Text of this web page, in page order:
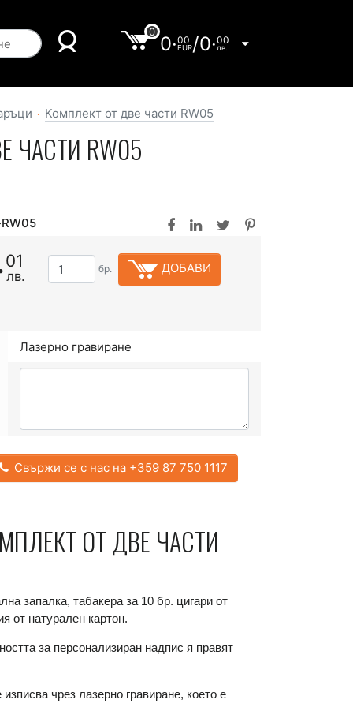
0
0·00
EUR/0·00
лв.
Комплект от две части RW05
ЧАСТИ RW05
01
лв. бр. ДОБАВИ
Лазерно гравиране
Свържи се с нас на +359 87 750 1117
ОТ ДВЕ ЧАСТИ
запалка, табакера за 10 бр. цигари от
от натурален картон.
за персонализиран надпис я правят
чрез лазерно гравиране, което е